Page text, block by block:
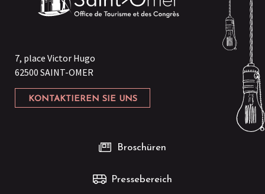
7, place Victor Hugo
62500 SAINT-OMER
KONTAKTIEREN SIE UNS
Broschüren
Pressebereich